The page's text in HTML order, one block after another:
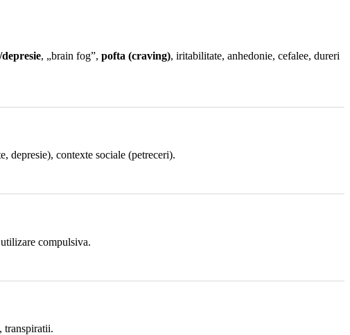
, „brain fog”, pofta (craving), iritabilitate, anhedonie, cefalee, dureri
depresie), contexte sociale (petreceri).
compulsiva.
transpiratii.